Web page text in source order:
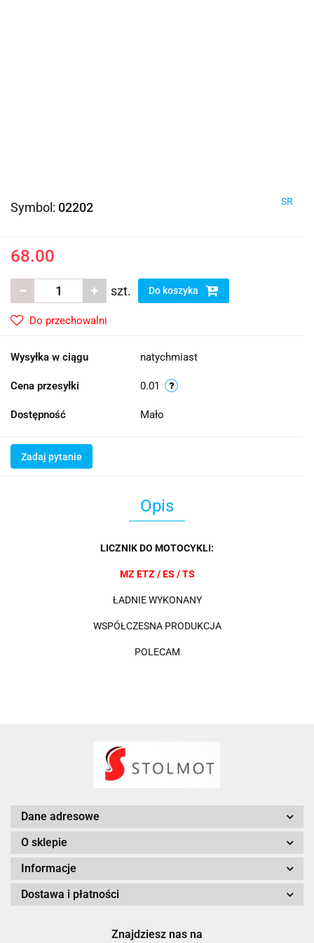
Symbol: 02202 SR
68.00
szt. Do koszyka
Do przechowalni
Wysyłka w ciągu natychmiast
Cena przesyłki 0.01
Dostępność Mało
Zadaj pytanie
Opis
LICZNIK DO MOTOCYKLI:
MZ ETZ / ES / TS
ŁADNIE WYKONANY
WSPÓŁCZESNA PRODUKCJA
POLECAM
Dane adresowe
O sklepie
Informacje
Dostawa i płatności
Znajdziesz nas na